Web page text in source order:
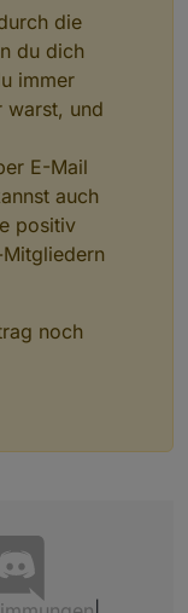
die
du dich
immer
warst, und
E-Mail
auch
positiv
noch